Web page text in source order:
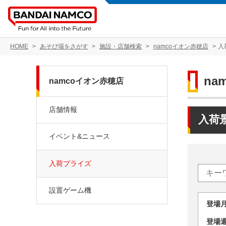
HOME あそび場をさがす 施設・店舗検索 namcoイオン赤穂店 入
入荷
登
登
namcoイオン赤穂店
店舗情報
イベント&ニュース
入荷プライズ
設置ゲーム機